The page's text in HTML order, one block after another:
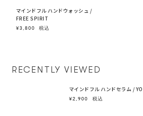
マインドフル ハンドウォッシュ /
FREE SPIRIT
¥3,800 税込
RECENTLY VIEWED
マインドフル ハンドセラム /
¥2,900 税込